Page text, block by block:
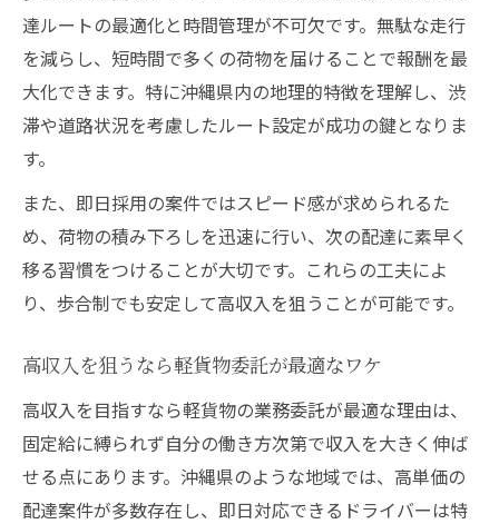
達ルートの最適化と時間管理が不可欠です。無駄な走行
を減らし、短時間で多くの荷物を届けることで報酬を最
大化できます。特に沖縄県内の地理的特徴を理解し、渋
滞や道路状況を考慮したルート設定が成功の鍵となりま
す。
また、即日採用の案件ではスピード感が求められるた
め、荷物の積み下ろしを迅速に行い、次の配達に素早く
移る習慣をつけることが大切です。これらの工夫によ
り、歩合制でも安定して高収入を狙うことが可能です。
高収入を狙うなら軽貨物委託が最適なワケ
高収入を目指すなら軽貨物の業務委託が最適な理由は、
固定給に縛られず自分の働き方次第で収入を大きく伸ば
せる点にあります。沖縄県のような地域では、高単価の
配達案件が多数存在し、即日対応できるドライバーは特